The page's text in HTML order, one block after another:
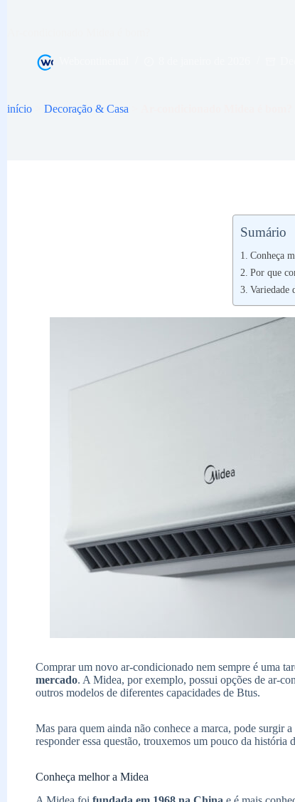
início Decoração & Casa
Sumário
Conheça
Por que
Variedade
Comprar um novo ar-condicionado nem sempre é uma
mercado. A Midea, por exemplo, possui opções de ar-
outros modelos de diferentes capacidades de Btus.
Mas para quem ainda não conhece a marca, pode surgir
responder essa questão, trouxemos um pouco da história
Conheça melhor a Midea